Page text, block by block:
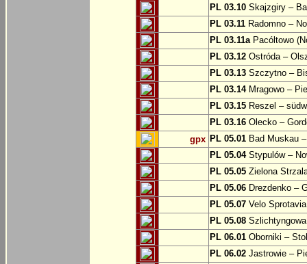
PL 03.10 Skajzgiry –
PL 03.11 Radomno –
PL 03.11aPacóltowo
PL 03.12 Ostróda –
PL 03.13 Szczytno –
PL 03.14Mragowo –
PL 03.15 Reszel –
PL 03.16 Olecko –
gpx PL 05.01 Bad Muskau
PL 05.04Stypulów –
PL 05.05 Zielona
PL 05.06 Drezdenko –
PL 05.07 Velo
PL 05.08 Szlichtyngowa
PL 06.01 Oborniki –
PL 06.02 Jastrowie –